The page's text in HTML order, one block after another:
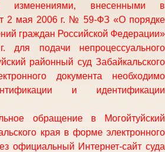
изменениями, внесенными в
2 мая 2006 г. № 59-ФЗ «О порядке
граждан Российской Федерации»
подачи непроцессуального
районный суд Забайкальского
документа необходимо
и идентификации
обращение в
Могойтуйский
края в форме электронного
официальный Интернет-сайт суда